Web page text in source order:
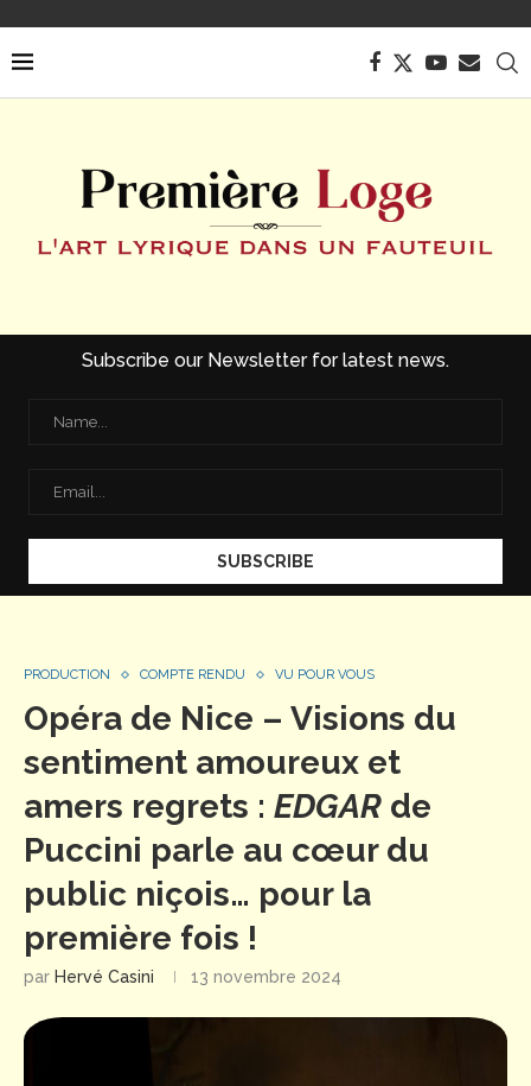
Subscribe our Newsletter for latest news.
PRODUCTION COMPTE RENDU VU POUR VOUS
Opéra de Nice – Visions du
sentiment amoureux et
amers regrets : EDGAR de
Puccini parle au cœur du
public niçois… pour la
première fois !
par Hervé Casini 13 novembre 2024